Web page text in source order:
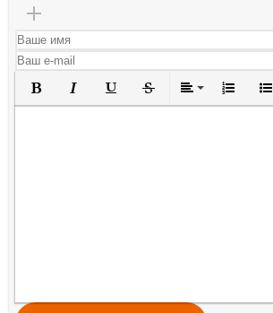
Полужирный
КурсивПодчеркнутый
Зачеркнутый